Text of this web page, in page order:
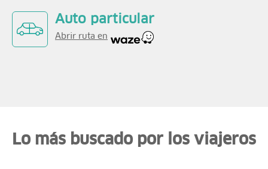
Auto particular
Abrir ruta en
Lo más buscado por los viajeros